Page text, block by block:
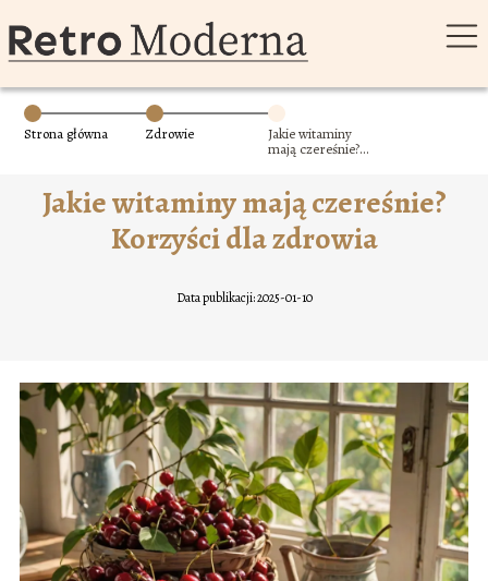
Strona główna Zdrowie
Jakie witaminy
mają czereśnie?
Jakie witaminy mają czereśnie?
Korzyści dla zdrowia
Data publikacji: 2025-01-10